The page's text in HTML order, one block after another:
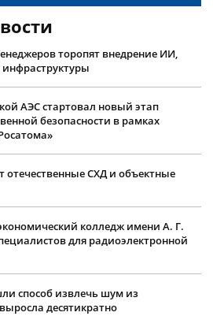
торопят внедрение ИИ,
инфраструктуры
АЭС стартовал новый этап
безопасности в рамках
СХД и объектные
колледж имени А. Г.
для радиоэлектронной
способ извлечь шум из
десятикратно